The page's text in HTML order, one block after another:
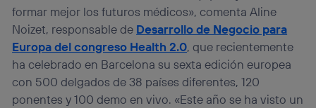
formar mejor los futuros médicos», comenta Aline
Noizet, responsable de Desarrollo de Negocio para
Europa del congreso Health 2.0, que recientemente
ha celebrado en Barcelona su sexta edición europea
con 500 delgados de 38 países diferentes, 120
ponentes y 100 demo en vivo. «Este año se ha visto un